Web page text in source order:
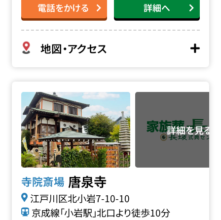
電話をかける 詳細へ
地図・アクセス
寺院斎場 唐泉寺
江戸川区北小岩7-10-10
京成線「小岩駅」北口より徒歩10分
唐泉寺の詳細へ